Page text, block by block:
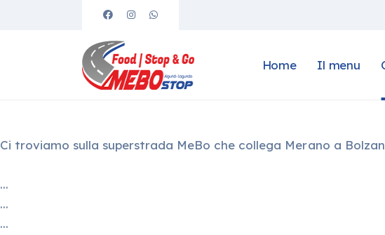
Home Il menu
Ci troviamo sulla superstrada MeBo che collega Merano a
...
...
...